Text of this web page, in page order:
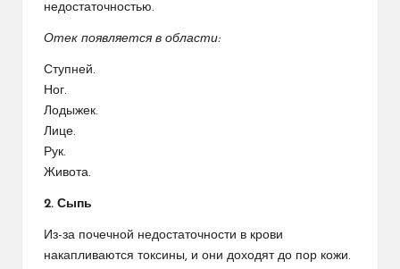
недостаточностью.
Отек появляется в области:
Ступней.
Ног.
Лодыжек.
Лице.
Рук.
Живота.
2. Сыпь
Из-за почечной недостаточности в крови
накапливаются токсины, и они доходят до пор кожи.